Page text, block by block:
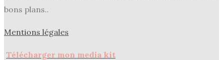
bons plans..
Mentions légales
Télécharger mon media kit